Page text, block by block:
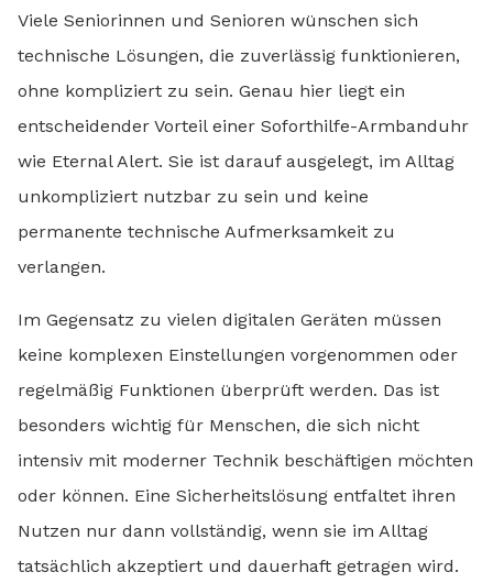
Viele Seniorinnen und Senioren wünschen sich
technische Lösungen, die zuverlässig funktionieren,
ohne kompliziert zu sein. Genau hier liegt ein
entscheidender Vorteil einer Soforthilfe-Armbanduhr
wie Eternal Alert. Sie ist darauf ausgelegt, im Alltag
unkompliziert nutzbar zu sein und keine
permanente technische Aufmerksamkeit zu
verlangen.
Im Gegensatz zu vielen digitalen Geräten müssen
keine komplexen Einstellungen vorgenommen oder
regelmäßig Funktionen überprüft werden. Das ist
besonders wichtig für Menschen, die sich nicht
intensiv mit moderner Technik beschäftigen möchten
oder können. Eine Sicherheitslösung entfaltet ihren
Nutzen nur dann vollständig, wenn sie im Alltag
tatsächlich akzeptiert und dauerhaft getragen wird.